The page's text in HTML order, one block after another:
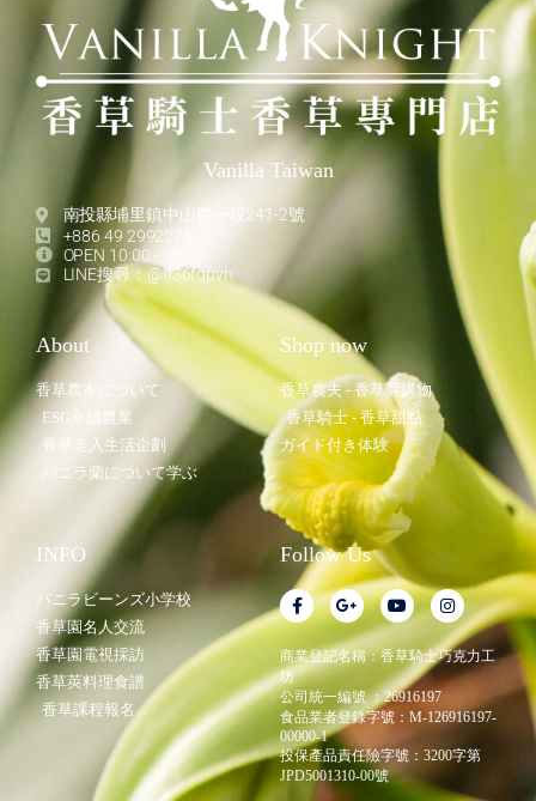
Vanilla Taiwan
南投縣埔里鎮中山路一段241-2號
+886 49 2992276
OPEN 10:00 - 18:00
LINE搜尋：@936fqpvn
About
香草農家について
ESG永續農業
香草走入生活企劃
バニラ蘭について学ぶ
Shop now
香草農夫 - 香草莢購物
香草騎士 - 香草甜點
ガイド付き体験
INFO
バニラビーンズ小学校
香草園名人交流
香草園電視採訪
香草莢料理食譜
香草課程報名
Follow Us
商業登記名稱：香草騎士巧克力工
坊
公司統一編號 ：26916197
食品業者登錄字號：M-126916197-
00000-1
投保產品責任險字號：3200字第
JPD5001310-00號